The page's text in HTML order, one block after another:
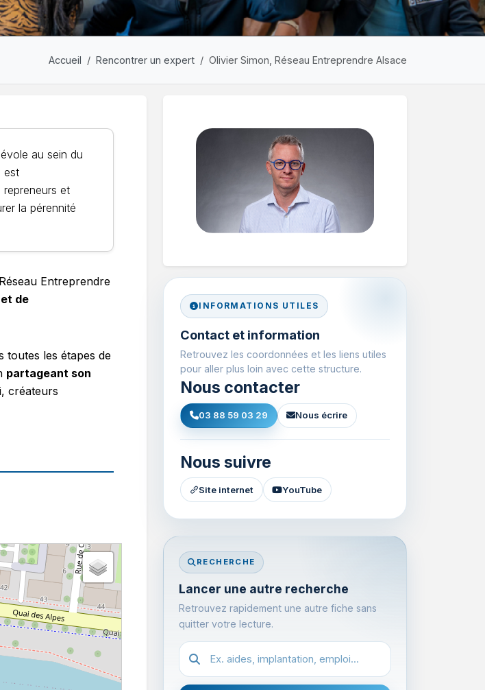
Accueil Rencontrer un expert Olivier Simon, Réseau Entreprendre Alsace
au sein du
est
et
la pérennité
Entreprendre
de
toutes les étapes de
partageant son
créateurs
INFORMATIONS UTILES
Contact et information
Retrouvez les coordonnées et les liens utiles
pour aller plus loin avec cette structure.
Nous contacter
03 88 59 03 29 Nous écrire
Nous suivre
Site internet YouTube
RECHERCHE
Lancer une autre recherche
Retrouvez rapidement une autre fiche sans
quitter votre lecture.
Recherche dans les fiches